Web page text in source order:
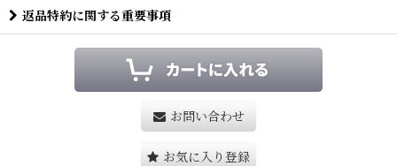
返品特約に関する重要事項
お問い合わせ
お気に入り登録